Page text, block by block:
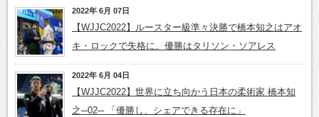
2022年 6月 07日
【WJJC2022】ルースター級準々決勝で橋本知之はアオ
キ・ロックで失格に。優勝はタリソン・ソアレス
2022年 6月 04日
【WJJC2022】世界に立ち向かう日本の柔術家 橋本知
之─02─ 「優勝し、シェアできる存在に」